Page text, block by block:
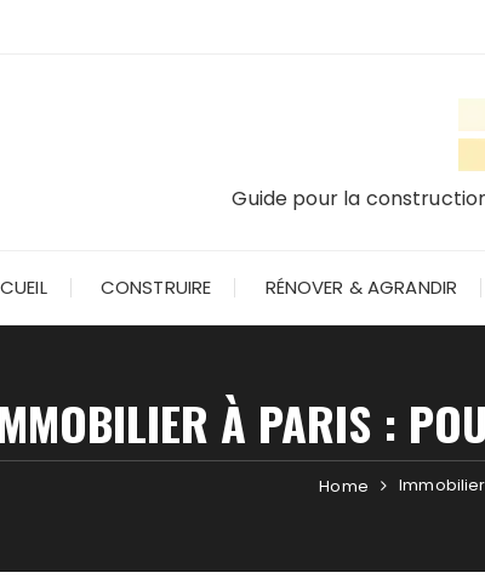
Guide pour la
CONSTRUIRE RÉNOVER & AGRANDIR
À PARIS :
Home